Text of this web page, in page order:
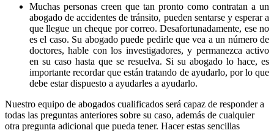
Muchas personas creen que tan pronto como contratan a un
abogado de accidentes de tránsito, pueden sentarse y esperar a
que llegue un cheque por correo. Desafortunadamente, ese no
es el caso. Su abogado puede pedirle que vea a un número de
doctores, hable con los investigadores, y permanezca activo
en su caso hasta que se resuelva. Si su abogado lo hace, es
importante recordar que están tratando de ayudarlo, por lo que
debe estar dispuesto a ayudarles a ayudarlo.
Nuestro equipo de abogados cualificados será capaz de responder a
todas las preguntas anteriores sobre su caso, además de cualquier
otra pregunta adicional que pueda tener. Hacer estas sencillas